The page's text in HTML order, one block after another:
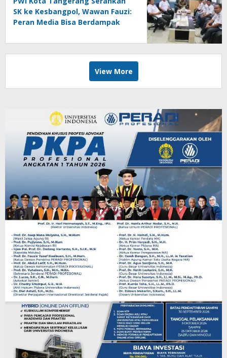
SK ke Kesbangpol, Wawan Fauzi:
Peran Media Bisa Berdampak
View More